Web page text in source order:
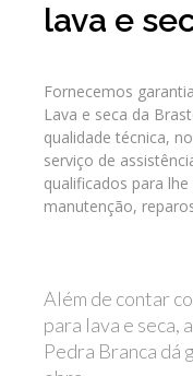
lava e
Fornecemos
Lava e seca da
qualidade técnica,
serviço de
qualificados para
manutenção,
Além de contar
para lava e seca,
Pedra Branca dá